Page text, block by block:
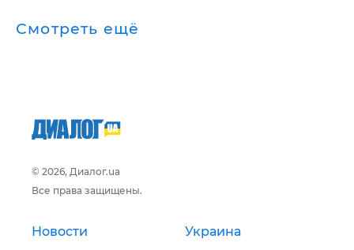
Смотреть ещё
© 2026, Диалог.ua
Все права защищены.
Новости Украина